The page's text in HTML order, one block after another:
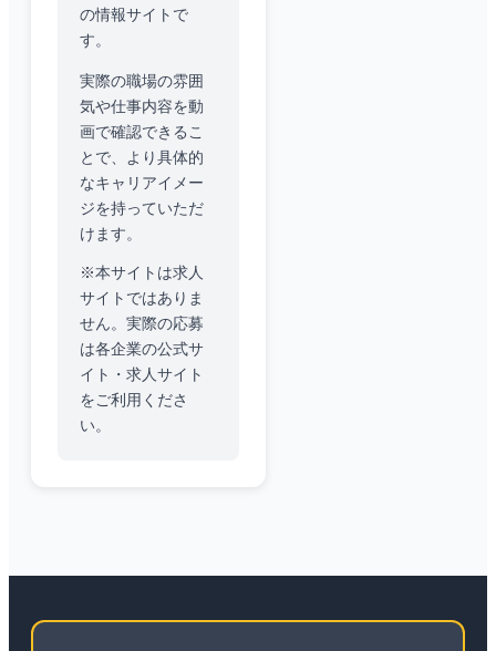
の情報サイトで
す。
実際の職場の雰囲
気や仕事内容を動
画で確認できるこ
とで、より具体的
なキャリアイメー
ジを持っていただ
けます。
※本サイトは求人
サイトではありま
せん。実際の応募
は各企業の公式サ
イト・求人サイト
をご利用くださ
い。